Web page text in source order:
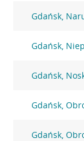
Gdańsk,
Gdańsk,
Gdańsk,
Gdańsk,
Gdańsk,